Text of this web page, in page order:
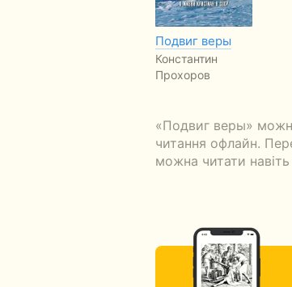
Подвиг веры
Константин
Прохоров
«Подвиг веры»
читання офлайн.
можна читати навіть